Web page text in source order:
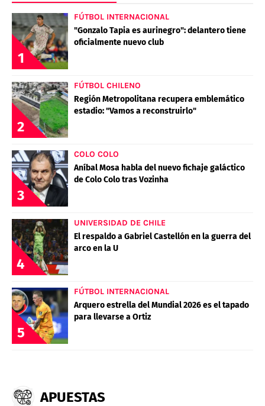
1
FÚTBOL INTERNACIONAL
"Gonzalo Tapia es aurinegro": delantero tiene
oficialmente nuevo club
2
FÚTBOL CHILENO
Región Metropolitana recupera emblemático
estadio: "Vamos a reconstruirlo"
3
COLO COLO
Aníbal Mosa habla del nuevo fichaje galáctico
de Colo Colo tras Vozinha
4
UNIVERSIDAD DE CHILE
El respaldo a Gabriel Castellón en la guerra del
arco en la U
5
FÚTBOL INTERNACIONAL
Arquero estrella del Mundial 2026 es el tapado
para llevarse a Ortiz
APUESTAS